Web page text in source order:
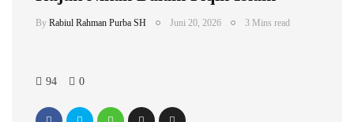
By Rabiul Rahman Purba SH Juni 20, 2026 3 Mins read
94 0